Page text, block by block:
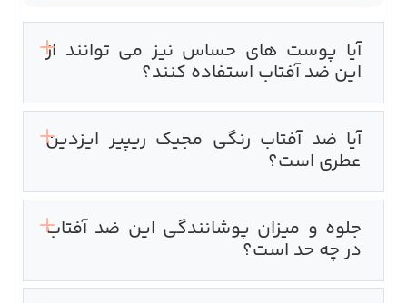
آیا پوست های حساس نیز می توانند از
این ضد آفتاب استفاده کنند؟
آیا ضد آفتاب رنگی مجیک ریپیر ایزدین
عطری است؟
جلوه و میزان پوشانندگی این ضد آفتاب
در چه حد است؟